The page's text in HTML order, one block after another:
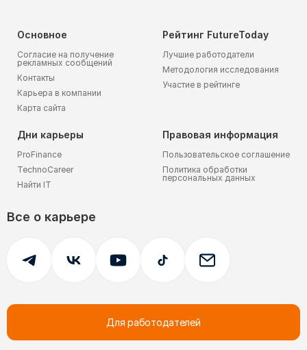
Для работодателей
Все о карьере
Основное
Согласие на получение
рекламных сообщений
Контакты
Карьера в компании
Карта сайта
Рейтинг FutureToday
Лучшие работодатели
Методология исследования
Участие в рейтинге
Дни карьеры
ProFinance
TechnoCareer
Найти IT
Правовая информация
Пользовательское соглашение
Политика обработки
персональных данных